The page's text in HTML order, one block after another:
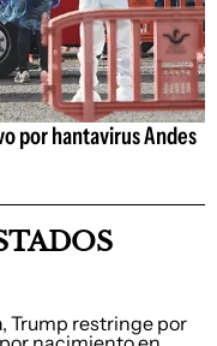
por hantavirus Andes